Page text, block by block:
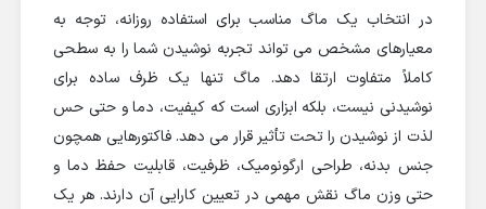
در انتخاب یک ماگ مناسب برای استفاده روزانه، توجه به
معیارهای مشخص می تواند تجربه نوشیدن شما را به سطحی
کاملاً متفاوت ارتقا دهد. ماگ تنها یک ظرف ساده برای
نوشیدنی نیست، بلکه ابزاری است که کیفیت، دما و حتی حس
لذت از نوشیدن را تحت تأثیر قرار می دهد. فاکتورهایی همچون
جنس بدنه، طراحی ارگونومیک، ظرفیت، قابلیت حفظ دما و
حتی وزن ماگ نقش مهمی در تعیین کارایی آن دارند. هر یک